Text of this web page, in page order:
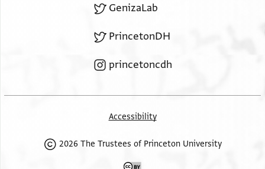
GenizaLab
PrincetonDH
princetoncdh
Accessibility
2026 The Trustees of Princeton University